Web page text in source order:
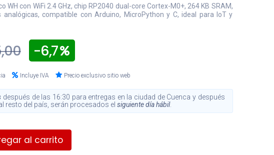
WH con WiFi 2.4 GHz, chip RP2040 dual-core Cortex-M0+, 264 KB SRAM,
analógicas, compatible con Arduino, MicroPython y C, ideal para IoT y
- 6,7
Incluye IVA Precio exclusivo sitio web
después de las 16:30 para entregas en la ciudad de Cuenca y después
resto del país, serán procesados elsiguiente día hábil.
al carrito